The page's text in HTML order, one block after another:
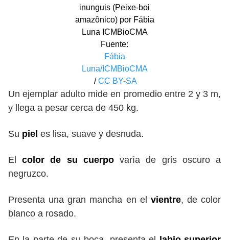
inunguis (Peixe-boi
amazônico) por Fábia
Luna ICMBioCMA
Fuente:
Fábia
Luna/ICMBioCMA
/CC BY-SA
Un ejemplar adulto mide en promedio entre 2 y 3 m,
y llega a pesar cerca de 450 kg.
Su piel es lisa, suave y desnuda.
Elcolor de su cuerpovaría de gris oscuro a
negruzco.
Presenta una gran mancha en el vientre, de color
blanco a rosado.